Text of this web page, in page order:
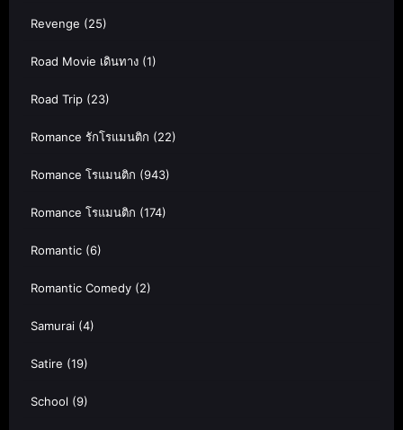
Revenge (25)
Road Movie เดินทาง (1)
Road Trip (23)
Romance รักโรแมนติก (22)
Romance โรแมนติก (943)
Romance โรแมนติก (174)
Romantic (6)
Romantic Comedy (2)
Samurai (4)
Satire (19)
School (9)